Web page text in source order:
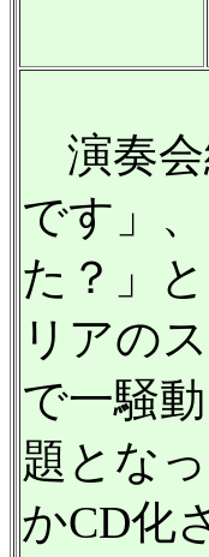
演奏会
です」
た？」
リアの
で一騒
題とな
かCD化